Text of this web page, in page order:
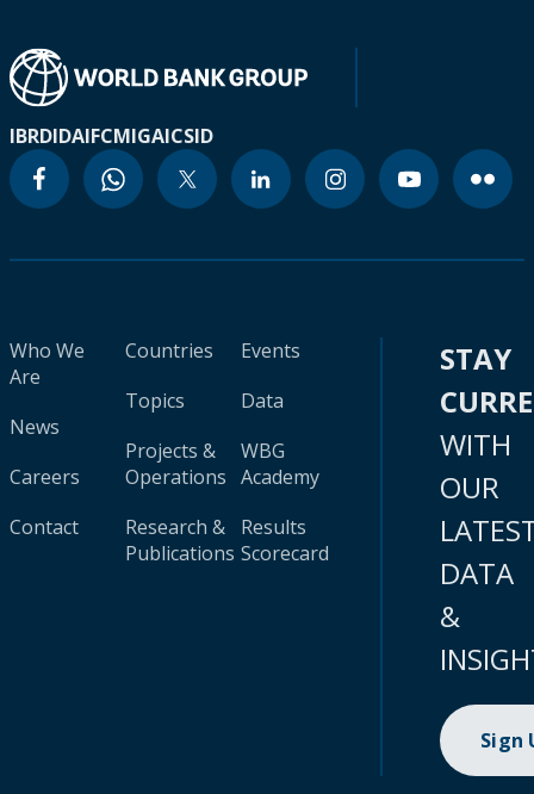
IBRDIDAIFCMIGAICSID
Who We
Are
News
Careers
Contact
Countries
Topics
Projects &
Operations
Research &
Publications
Events
Data
WBG
Academy
Results
Scorecard
STAY
WITH
OUR
DATA
&
Sign